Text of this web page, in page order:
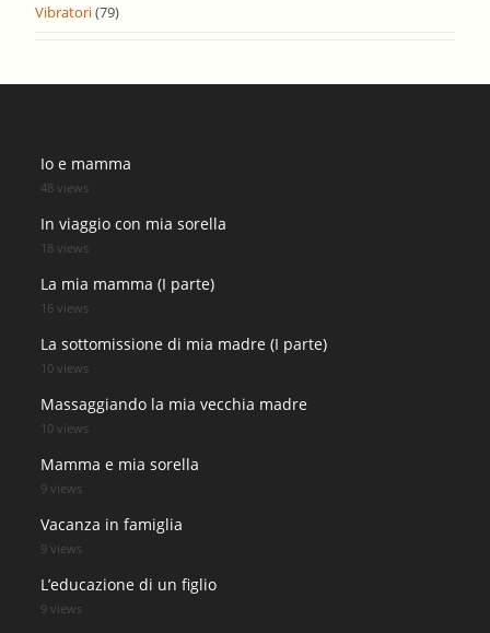
Vibratori(79)
Io e mamma
48 views
In viaggio con mia sorella
18 views
La mia mamma (I parte)
16 views
La sottomissione di mia madre (I parte)
10 views
Massaggiando la mia vecchia madre
10 views
Mamma e mia sorella
9 views
Vacanza in famiglia
9 views
L’educazione di un figlio
9 views